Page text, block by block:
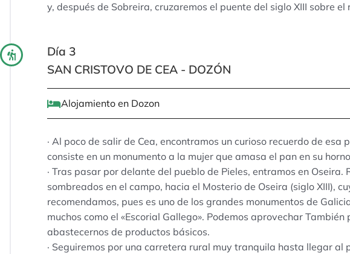
y, después de Sobreira, cruzaremos el puente del siglo XIII sobre el
Día 3
SAN CRISTOVO DE CEA - DOZÓN
Alojamiento en Dozon
· Al poco de salir de Cea, encontramos un curioso recuerdo de esa
consiste en un monumento a la mujer que amasa el pan en su
· Tras pasar por delante del pueblo de Pieles, entramos en Oseira.
sombreados en el campo, hacia el Mosterio de Oseira (siglo XIII),
recomendamos, pues es uno de los grandes monumentos de
muchos como el «Escorial Gallego». Podemos aprovechar
abastecernos de productos básicos.
· Seguiremos por una carretera rural muy tranquila hasta llegar al